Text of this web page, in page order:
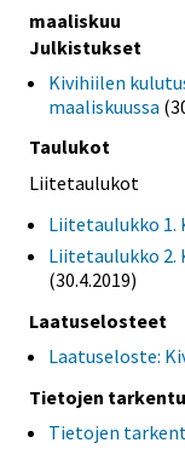
maaliskuu
Julkistukset
Kivihiilen
maaliskuussa
Taulukot
Liitetaulukot
Liitetaulukko 1.
Liitetaulukko 2.
(30.4.2019)
Laatuselosteet
Laatuseloste:
Tietojen
Tietojen